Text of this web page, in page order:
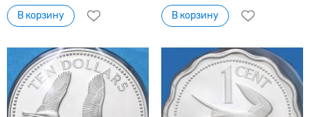
В корзину В корзину